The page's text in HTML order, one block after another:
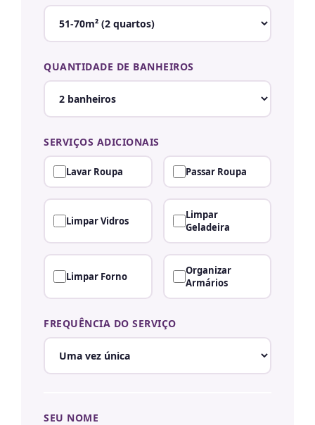
QUANTIDADE DE BANHEIROS
SERVIÇOS ADICIONAIS
Lavar Roupa Passar Roupa
Limpar Vidros
Limpar
Geladeira
Limpar Forno
Organizar
Armários
FREQUÊNCIA DO SERVIÇO
SEU NOME